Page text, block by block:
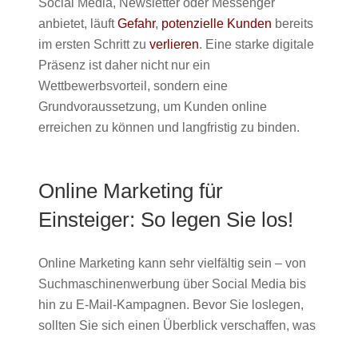
anbietet, läuftGefahr, potenzielle Kunden bereits
im ersten Schritt zu verlieren. Eine starke digitale
Präsenz ist daher nicht nur ein
Wettbewerbsvorteil, sondern eine
Grundvoraussetzung, um Kunden online
erreichen zu können und langfristig zu binden.
Online Marketing für
Einsteiger: So legen Sie los!
Online Marketing kann sehr vielfältig sein – von
Suchmaschinenwerbung über Social Media bis
hin zu E-Mail-Kampagnen. Bevor Sie loslegen,
sollten Sie sich einen Überblick verschaffen, was